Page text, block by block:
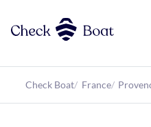
Check Boat France